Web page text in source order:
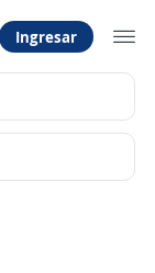
Ingresar